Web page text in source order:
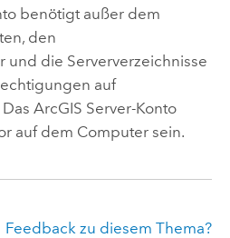
benötigt außer dem
den
und die Serververzeichnisse
auf
ArcGIS Server-Konto
auf dem Computer sein.
Feedback zu diesem Thema?